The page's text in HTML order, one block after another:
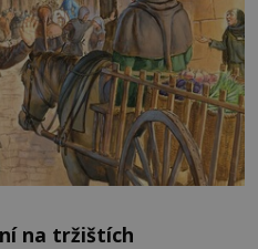
na tržištích